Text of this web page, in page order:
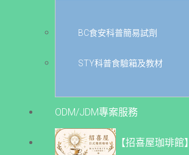
BC食安科普簡易試劑
STY科普食驗箱及教材
ODM/JDM專案服務
【招喜屋珈琲館】